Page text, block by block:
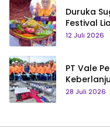
Duruka
Festival
hingga
12 Juli 2026
PT Vale
28 Juli 2026